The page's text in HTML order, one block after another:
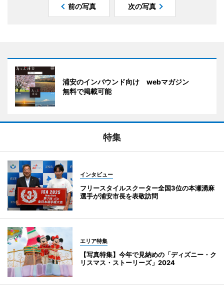
前の写真 次の写真
浦安のインバウンド向け webマガジン
無料で掲載可能
特集
インタビュー
フリースタイルスクーター全国3位の本瀬湧麻
選手が浦安市長を表敬訪問
エリア特集
【写真特集】今年で見納めの「ディズニー・ク
リスマス・ストーリーズ」2024